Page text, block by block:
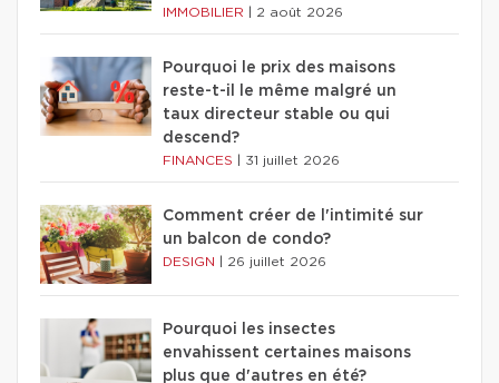
IMMOBILIER 2 août 2026
Pourquoi le prix des maisons
reste-t-il le même malgré un
taux directeur stable ou qui
descend?
FINANCES 31 juillet 2026
Comment créer de l'intimité sur
un balcon de condo?
DESIGN 26 juillet 2026
Pourquoi les insectes
envahissent certaines maisons
plus que d'autres en été?